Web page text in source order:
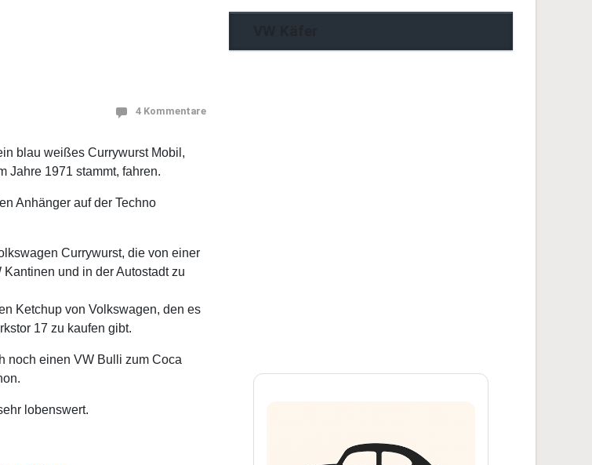
4 Kommentare
blau weißes Currywurst Mobil,
Jahre 1971 stammt, fahren.
Anhänger auf der Techno
Currywurst, die von einer
und in der Autostadt zu
Ketchup von Volkswagen, den es
17 zu kaufen gibt.
noch einen VW Bulli zum Coca
lobenswert.